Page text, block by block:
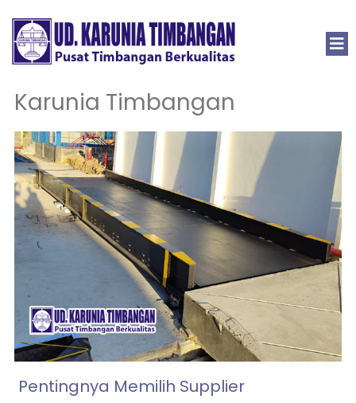
Karunia Timbangan
Pentingnya Memilih Supplier